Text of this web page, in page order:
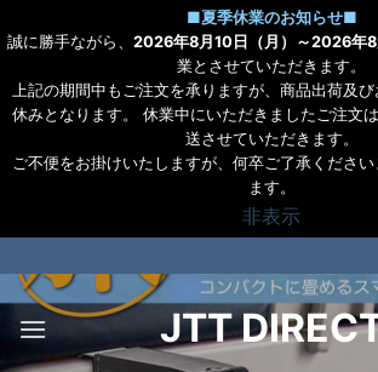
■夏季休業のお知らせ■
誠に勝手ながら、 2026年8月10日（月）～2026年8
業とさせていただきます。
上記の期間中もご注文を承りますが、商品出荷及
休みとなります。 休業中にいただきましたご注文
送させていただきます。
ご不便をお掛けいたしますが、何卒ご了承くださ
ます。
非表示
to
content
JTT